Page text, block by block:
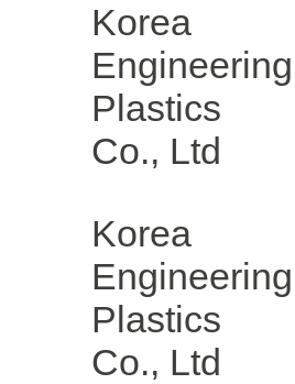
Korea
Engineering
Plastics
Co., Ltd
Korea
Engineering
Plastics
Co., Ltd